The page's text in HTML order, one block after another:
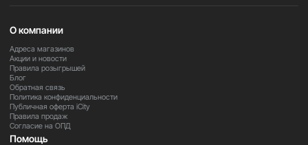
Важно
В зависимости от региона поставки некоторые функции
и сервисы устройства могут быть ограничены. Для
уточнения деталей обратитесь к нашим менеджерам.
Закажите прямо сейчас
О компании
Адреса магазинов
Акции и новости
Правила розыгрышей
Блог
Обратная связь
Политика конфиденциальности
Публичная оферта iCity
Правила продаж
Согласие на ОПД
Помощь